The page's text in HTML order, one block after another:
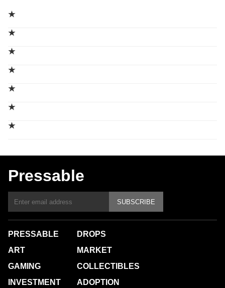
★
★
★
★
★
★
★
Pressable
SUBSCRIBE
PRESSABLE
ART
GAMING
INVESTMENT
DROPS
MARKET
COLLECTIBLES
ADOPTION